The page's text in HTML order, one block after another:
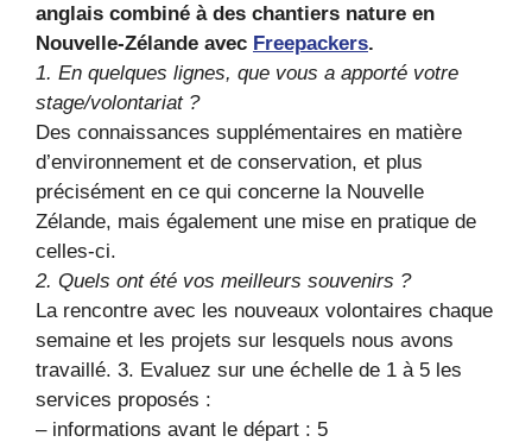
anglais combiné à des chantiers nature en
Nouvelle-Zélande avec Freepackers.
1. En quelques lignes, que vous a apporté votre
stage/volontariat ?
Des connaissances supplémentaires en matière
d’environnement et de conservation, et plus
précisément en ce qui concerne la Nouvelle
Zélande, mais également une mise en pratique de
celles-ci.
2. Quels ont été vos meilleurs souvenirs ?
La rencontre avec les nouveaux volontaires chaque
semaine et les projets sur lesquels nous avons
travaillé. 3. Evaluez sur une échelle de 1 à 5 les
services proposés :
– informations avant le départ : 5